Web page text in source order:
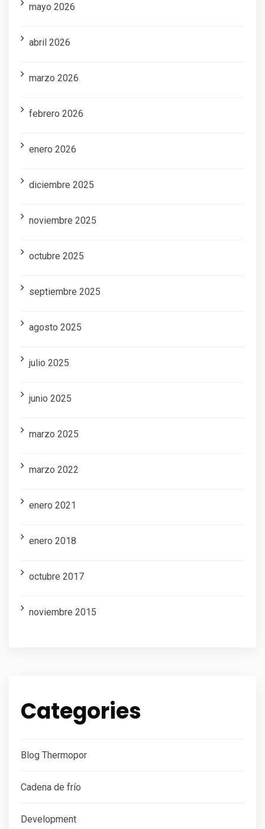
mayo 2026
abril 2026
marzo 2026
febrero 2026
enero 2026
diciembre 2025
noviembre 2025
octubre 2025
septiembre 2025
agosto 2025
julio 2025
junio 2025
marzo 2025
marzo 2022
enero 2021
enero 2018
octubre 2017
noviembre 2015
Categories
Blog Thermopor
Cadena de frío
Development